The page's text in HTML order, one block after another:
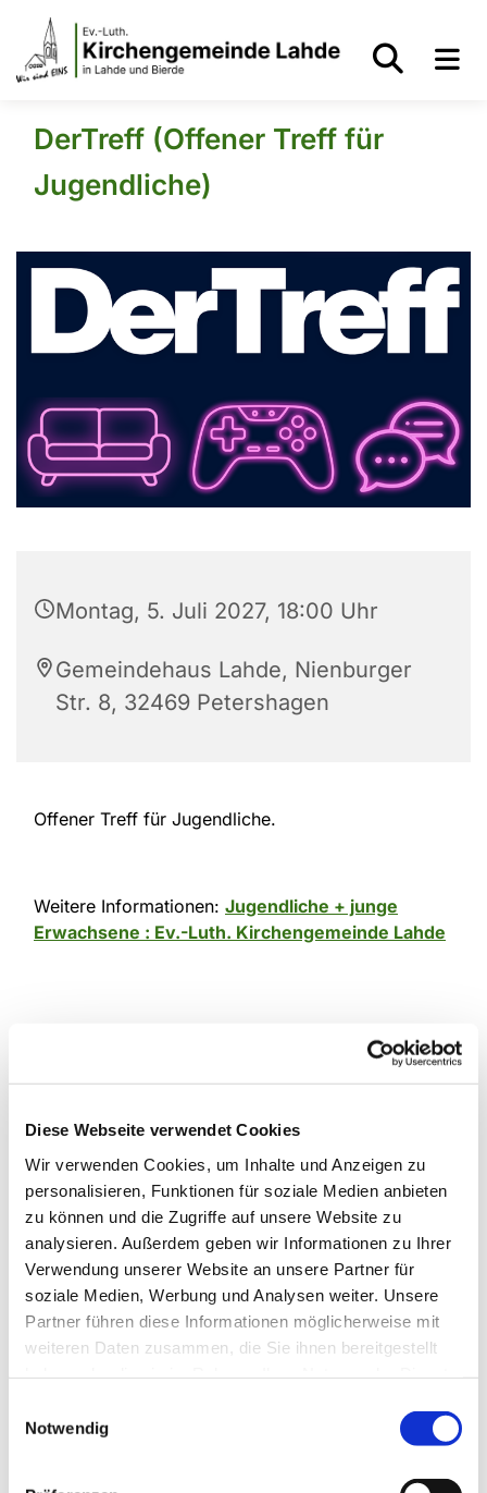
Diese Webseite verwendet Cookies
Wir verwenden Cookies, um Inhalte und Anzeigen zu
personalisieren, Funktionen für soziale Medien anbieten
zu können und die Zugriffe auf unsere Website zu
analysieren. Außerdem geben wir Informationen zu Ihrer
Verwendung unserer Website an unsere Partner für
soziale Medien, Werbung und Analysen weiter. Unsere
Partner führen diese Informationen möglicherweise mit
weiteren Daten zusammen, die Sie ihnen bereitgestellt
Notwendig
DerTreff (Offener Treff für
Jugendliche)
Montag, 5. Juli 2027, 18:00 Uhr
Gemeindehaus Lahde, Nienburger
Str. 8, 32469 Petershagen
Offener Treff für Jugendliche.
Weitere Informationen: Jugendliche + junge
Erwachsene : Ev.-Luth. Kirchengemeinde Lahde